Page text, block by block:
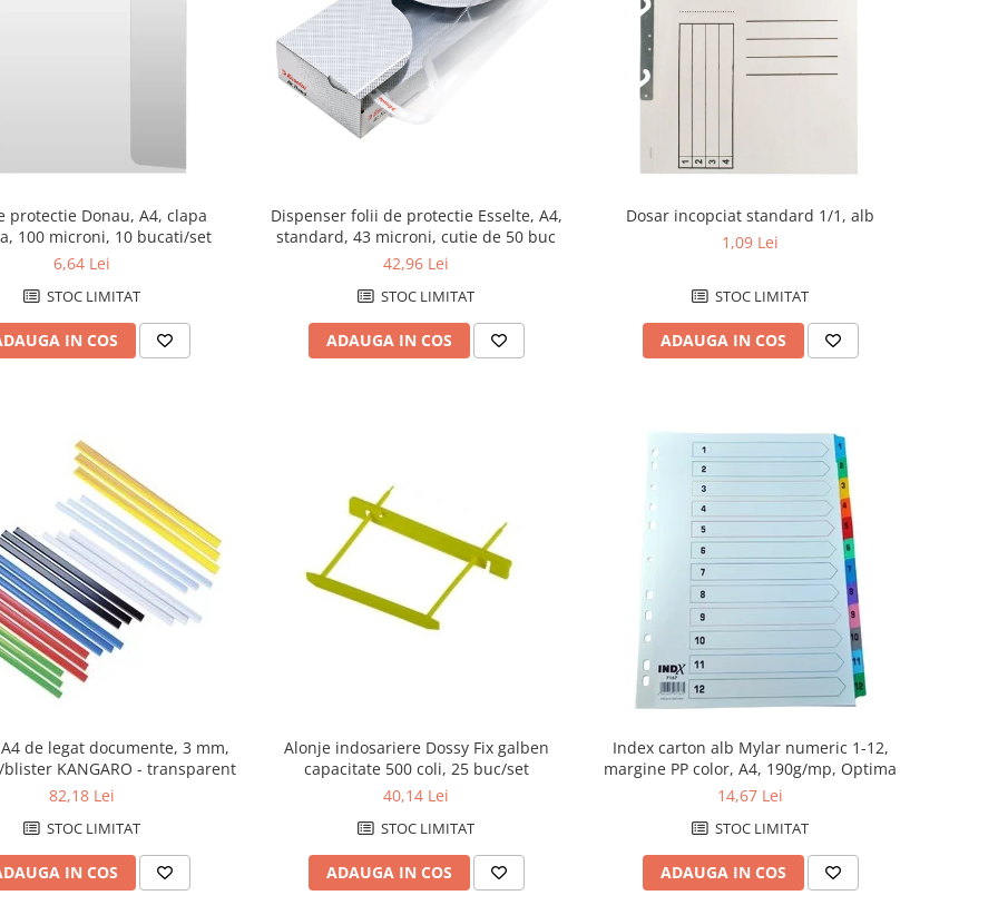
protectie Donau, A4, clapa
100 microni, 10 bucati/set
6,64 Lei
STOC LIMITAT
IN COS
Dispenser folii de protectie Esselte, A4,
standard, 43 microni, cutie de 50 buc
42,96 Lei
STOC LIMITAT
ADAUGA IN COS
Dosar incopciat standard 1/1, alb
1,09 Lei
STOC LIMITAT
ADAUGA IN COS
de legat documente, 3 mm,
blister KANGARO - transparent
82,18 Lei
STOC LIMITAT
IN COS
Alonje indosariere Dossy Fix galben
capacitate 500 coli, 25 buc/set
40,14 Lei
STOC LIMITAT
ADAUGA IN COS
Index carton alb Mylar numeric 1-12,
margine PP color, A4, 190g/mp, Optima
14,67 Lei
STOC LIMITAT
ADAUGA IN COS